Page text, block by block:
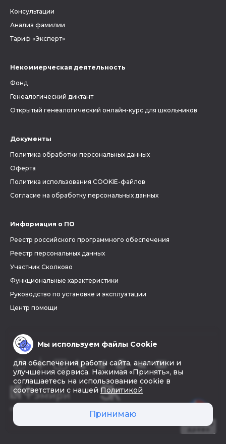
Консультации
Анализ фамилии
Тариф «Эксперт»
Некоммерческая деятельность
Фонд
Генеалогический диктант
Открытый генеалогический онлайн-курс для школьников
Документы
Политика обработки персональных данных
Оферта
Политика использования COOKIE-файлов
Согласие на обработку персональных данных
Информация о ПО
Реестр российского программного обеспечения
Реестр персональных данных
Участник Сколково
Функциональные характеристики
Руководство по установке и эксплуатации
Центр помощи
© 2026 «Фэмири»
Мы используем файлы Cookie
для обеспечения работы сайта, аналитики и
улучшения сервиса. Нажимая «Принять», вы
соглашаетесь на использование cookie в
соответствии с нашей Политикой
Принимаю
Создать